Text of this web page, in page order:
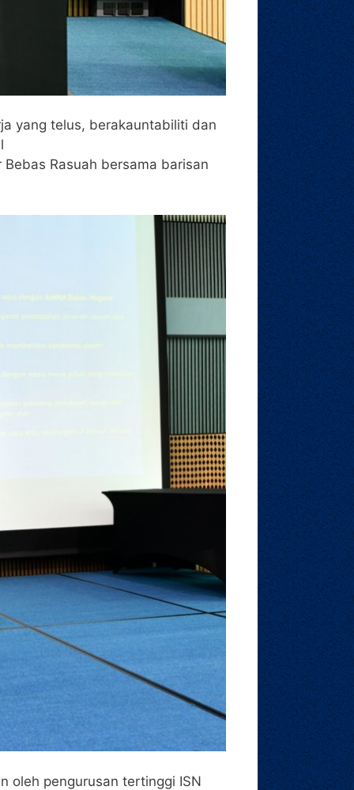
yang telus, berakauntabiliti dan
Rasuah bersama barisan
oleh pengurusan tertinggi ISN